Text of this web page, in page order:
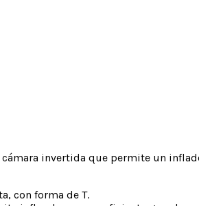
invertida que permite un
con forma de T.